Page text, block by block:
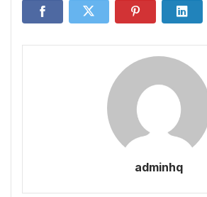
adminhq